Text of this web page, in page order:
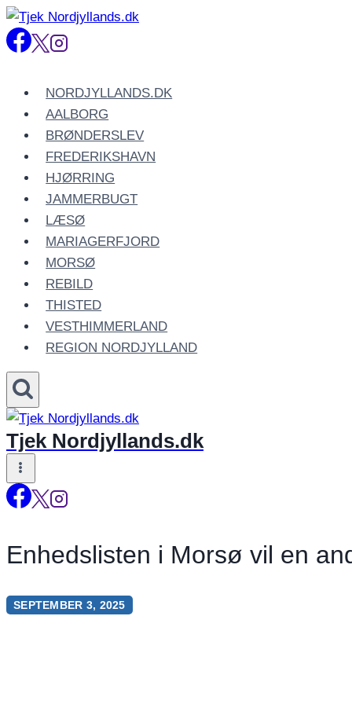
Fortsæt
til
NORDJYLLANDS.DK
AALBORG
BRØNDERSLEV
FREDERIKSHAVN
HJØRRING
JAMMERBUGT
LÆSØ
MARIAGERFJORD
MORSØ
REBILD
THISTED
VESTHIMMERLAND
REGION NORDJYLLAND
Tjek Nordjyllands.dk
Enhedslisten i Morsø vil en
SEPTEMBER 3, 2025